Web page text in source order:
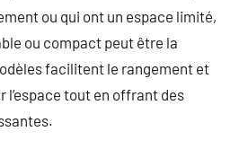
ou qui ont un espace limité,
ou compact peut être la
facilitent le rangement et
l’espace tout en offrant des